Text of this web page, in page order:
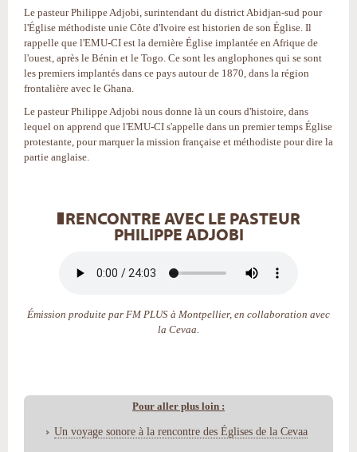
Le pasteur Philippe Adjobi, surintendant du district Abidjan-sud pour
l'Église méthodiste unie Côte d'Ivoire est historien de son Église. Il
rappelle que l'EMU-CI est la dernière Église implantée en Afrique de
l'ouest, après le Bénin et le Togo. Ce sont les anglophones qui se sont
les premiers implantés dans ce pays autour de 1870, dans la région
frontalière avec le Ghana.
Le pasteur Philippe Adjobi nous donne là un cours d'histoire, dans
lequel on apprend que l'EMU-CI s'appelle dans un premier temps Église
protestante, pour marquer la mission française et méthodiste pour dire la
partie anglaise.
RENCONTRE AVEC LE PASTEUR
PHILIPPE ADJOBI
Émission produite par FM PLUS à Montpellier, en collaboration avec
la Cevaa.
Pour aller plus loin :
Un voyage sonore à la rencontre des Églises de la Cevaa